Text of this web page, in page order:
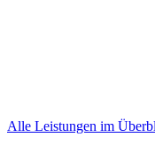
Alle Leistungen im